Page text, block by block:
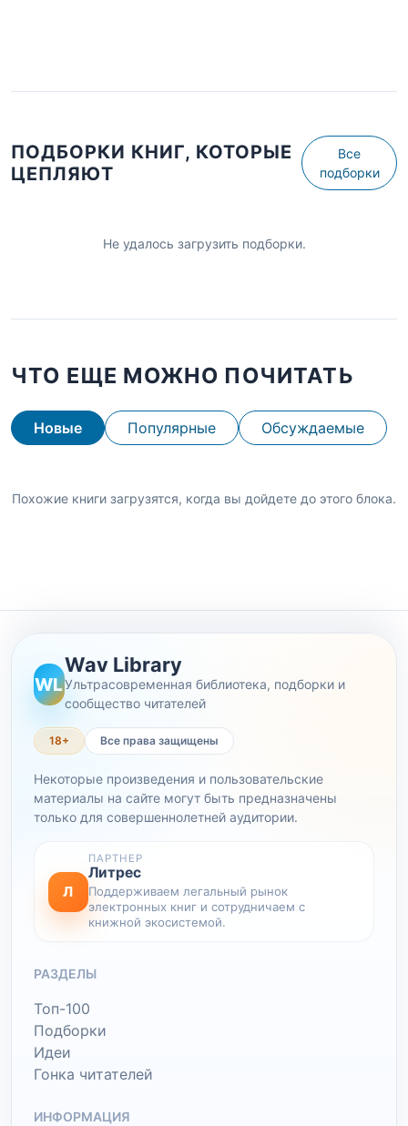
ПОДБОРКИ КНИГ, КОТОРЫЕ
ЦЕПЛЯЮТ
Все
подборки
Не удалось загрузить подборки.
ЧТО ЕЩЕ МОЖНО ПОЧИТАТЬ
Новые Популярные Обсуждаемые
Похожие книги загрузятся, когда вы дойдете до этого блока.
WL
Wav Library
Ультрасовременная библиотека, подборки и
сообщество читателей
18+ Все права защищены
Некоторые произведения и пользовательские
материалы на сайте могут быть предназначены
только для совершеннолетней аудитории.
Л
ПАРТНЕР
Литрес
Поддерживаем легальный рынок
электронных книг и сотрудничаем с
книжной экосистемой.
РАЗДЕЛЫ
Топ-100
Подборки
Идеи
Гонка читателей
ИНФОРМАЦИЯ